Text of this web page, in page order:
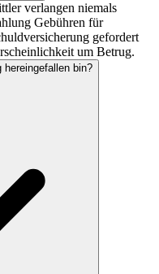
verlangen niemals
Gebühren für
gefordert
um Betrug.
bin?